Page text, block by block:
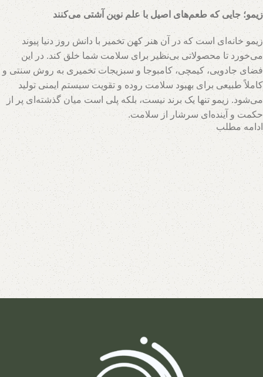
زیمو؛ جایی که طعم‌های اصیل با علم نوین آشتی می‌کنند
زیمو خانه‌ای است که در آن هنر کهن تخمیر با دانش روز دنیا پیوند
می‌خورد تا محصولاتی بی‌نظیر برای سلامت شما خلق کند. در این
فضای جادویی، کیمچی، کامبوجا و سبزیجات تخمیری به روش سنتی و
کاملاً طبیعی برای بهبود سلامت روده و تقویت سیستم ایمنی تولید
می‌شود. زیمو تنها یک برند نیست، بلکه پلی است میان گذشته‌ای پر از
حکمت و آینده‌ای سرشار از سلامت.
تیم متخصصان زیمو با بهره‌گیری از روش‌های نوین و حفظ اصالت
فرآیندهای تخمیر، محصولاتی با بالاترین سطح خواص تغذیه‌ای تولید
می‌کند. اینجا جایی است که هر قطره سرکه سیب، هر برگ سبزی
تخمیری و هر جرعه نوشیدنی پروبیوتیک، داستانی از عشق به طبیعت و
علاقه به سلامت انسان روایت می‌کند. با زیمو، شما نه تنها محصولی
خریداری می‌کنید، بلکه سبک زندگی‌ای طبیعی و پایدار را انتخاب
می‌کنید که ریشه در فرهنگ اصیل و شاخه در آسمان علم امروز دارد.
ادامه مطلب